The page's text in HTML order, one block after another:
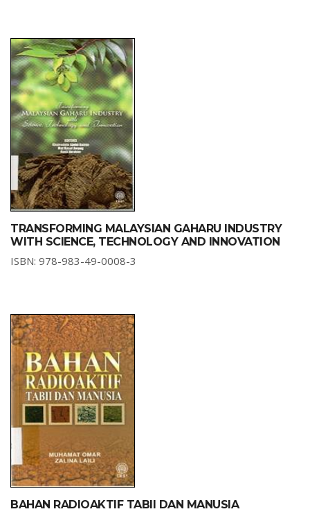
TRANSFORMING MALAYSIAN GAHARU INDUSTRY
WITH SCIENCE, TECHNOLOGY AND INNOVATION
ISBN: 978-983-49-0008-3
BAHAN RADIOAKTIF TABII DAN MANUSIA